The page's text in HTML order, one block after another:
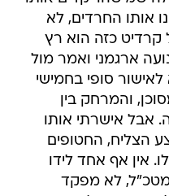
אותו החרדים, לא
קרדיט כזה הוא רץ
ארגמני ואמר מול
סופי בחמישי
והמרחק בין
אבל אישרתי אותו
הצליח, החטופים
אין אף אחד לידו
לא מפקד